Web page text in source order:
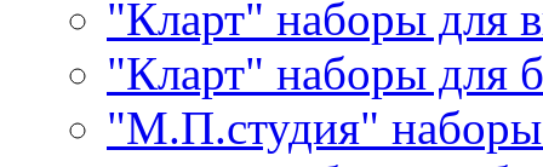
"Кларт" наборы для
"Кларт" наборы для
"М.П.студия"